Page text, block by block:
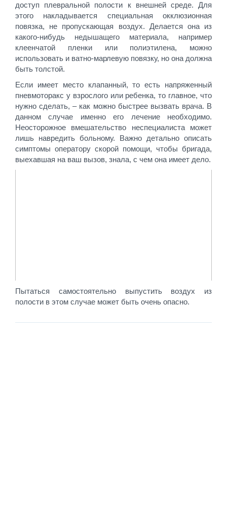
доступ плевральной полости к внешней среде. Для
этого накладывается специальная окклюзионная
повязка, не пропускающая воздух. Делается она из
какого-нибудь недышащего материала, например
клеенчатой пленки или полиэтилена, можно
использовать и ватно-марлевую повязку, но она должна
быть толстой.
Если имеет место клапанный, то есть напряженный
пневмоторакс у взрослого или ребенка, то главное, что
нужно сделать, – как можно быстрее вызвать врача. В
данном случае именно его лечение необходимо.
Неосторожное вмешательство неспециалиста может
лишь навредить больному. Важно детально описать
симптомы оператору скорой помощи, чтобы бригада,
выехавшая на ваш вызов, знала, с чем она имеет дело.
Пытаться самостоятельно выпустить воздух из
полости в этом случае может быть очень опасно.